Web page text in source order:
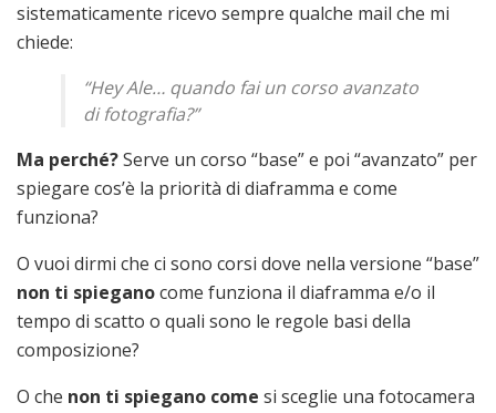
sistematicamente ricevo sempre qualche mail che mi
chiede:
“Hey Ale… quando fai un corso avanzato
di fotografia?”
Ma perché?Serve un corso “base” e poi “avanzato” per
spiegare cos’è la priorità di diaframma e come
funziona?
O vuoi dirmi che ci sono corsi dove nella versione “base”
non ti spieganocome funziona il diaframma e/o il
tempo di scatto o quali sono le regole basi della
composizione?
O che non ti spiegano come si sceglie una fotocamera